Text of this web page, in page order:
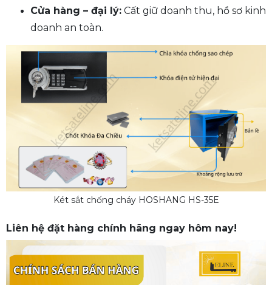
Cửa hàng – đại lý: Cất giữ doanh thu, hồ sơ kinh
doanh an toàn.
Két sắt chống cháy HOSHANG HS-35E
Liên hệ đặt hàng chính hãng ngay hôm nay!